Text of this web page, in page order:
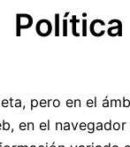
pero en el
en el